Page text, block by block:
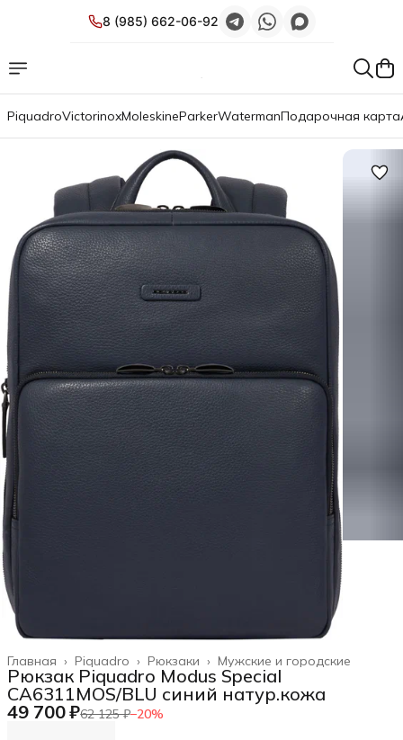
8 (985) 662-06-92
PiquadroVictorinoxMoleskineParkerWatermanПодарочная карта
Мужские и городские
Рюкзаки ›
Piquadro ›
Главная ›
Рюкзак Piquadro Modus Special
CA6311MOS/BLU синий натур.кожа
49 700 ₽62 125 ₽−20%